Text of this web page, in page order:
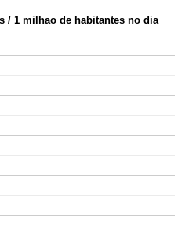
/ 1 milhao de habitantes no dia